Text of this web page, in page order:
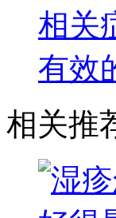
相关
有效
相关推